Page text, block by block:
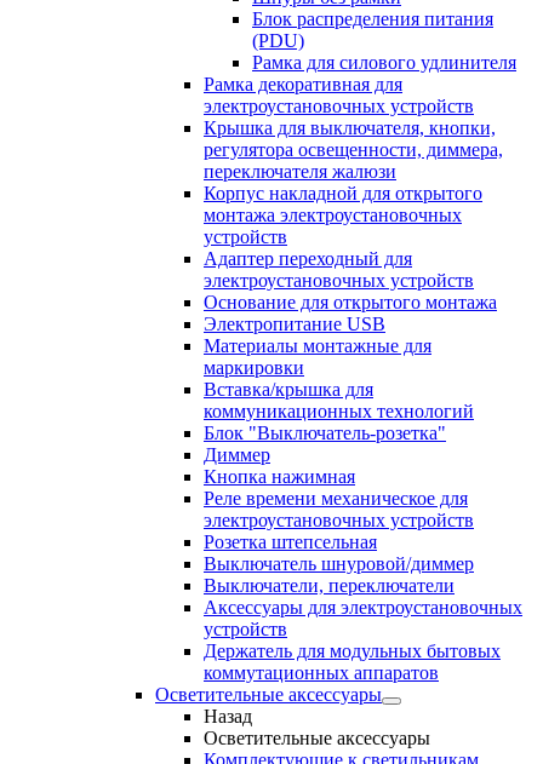
Блок распределения питания
(PDU)
Рамка для силового удлинителя
Рамка декоративная для
электроустановочных устройств
Крышка для выключателя, кнопки,
регулятора освещенности, диммера,
переключателя жалюзи
Корпус накладной для открытого
монтажа электроустановочных
устройств
Адаптер переходный для
электроустановочных устройств
Основание для открытого монтажа
Электропитание USB
Материалы монтажные для
маркировки
Вставка/крышка для
коммуникационных технологий
Блок "Выключатель-розетка"
Диммер
Кнопка нажимная
Реле времени механическое для
электроустановочных устройств
Розетка штепсельная
Выключатель шнуровой/диммер
Выключатели, переключатели
Аксессуары для электроустановочных
устройств
Держатель для модульных бытовых
коммутационных аппаратов
Осветительные аксессуары
Назад
Осветительные аксессуары
Комплектующие к светильникам